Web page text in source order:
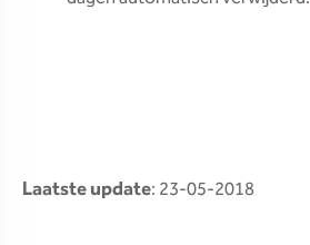
Laatste update: 23-05-2018